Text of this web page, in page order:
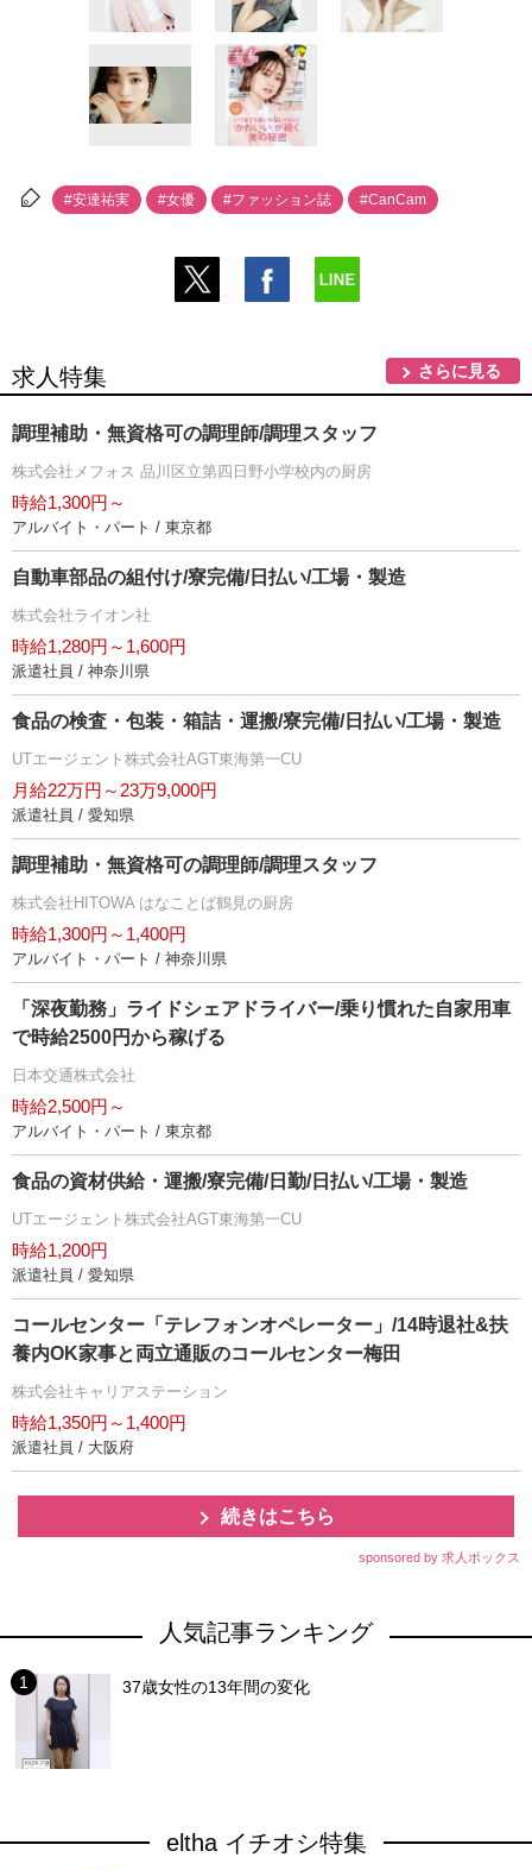
#安達祐実 #女優 #ファッション誌 #CanCam
求人特集 さらに見る
調理補助・無資格可の調理師/調理スタッフ
株式会社メフォス 品川区立第四日野小学校内の厨房
時給1,300円～
アルバイト・パート / 東京都
自動車部品の組付け/寮完備/日払い/工場・製造
株式会社ライオン社
時給1,280円～1,600円
派遣社員 / 神奈川県
食品の検査・包装・箱詰・運搬/寮完備/日払い/工場・製造
UTエージェント株式会社AGT東海第一CU
月給22万円～23万9,000円
派遣社員 / 愛知県
調理補助・無資格可の調理師/調理スタッフ
株式会社HITOWA はなことば鶴見の厨房
時給1,300円～1,400円
アルバイト・パート / 神奈川県
「深夜勤務」ライドシェアドライバー/乗り慣れた自家用車
で時給2500円から稼げる
日本交通株式会社
時給2,500円～
アルバイト・パート / 東京都
食品の資材供給・運搬/寮完備/日勤/日払い/工場・製造
UTエージェント株式会社AGT東海第一CU
時給1,200円
派遣社員 / 愛知県
コールセンター「テレフォンオペレーター」/14時退社&扶
養内OK家事と両立通販のコールセンター梅田
株式会社キャリアステーション
時給1,350円～1,400円
派遣社員 / 大阪府
続きはこちら
sponsored by 求人ボックス
人気記事ランキング
37歳女性の13年間の変化
eltha イチオシ特集